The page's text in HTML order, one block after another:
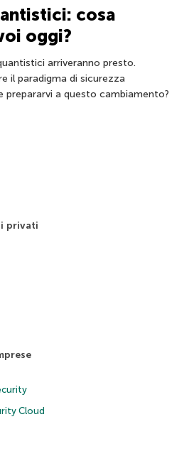
cosa
oggi?
arriveranno presto.
il paradigma di sicurezza
prepararvi a questo cambiamento?
privati
Cloud